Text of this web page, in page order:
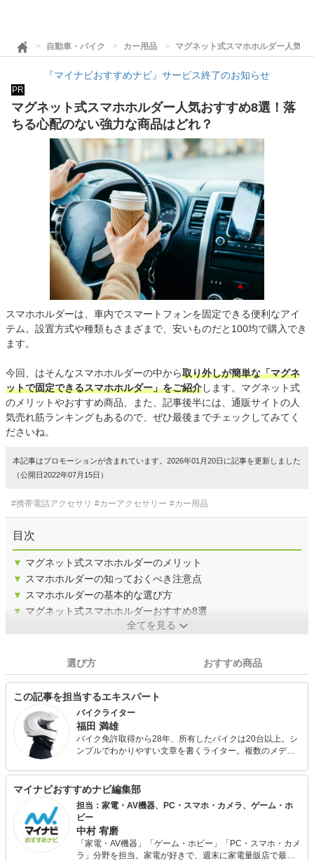
自動車・バイク カー用品 マグネット式スマホホルダー人気
『マイナビおすすめナビ』サービス終了のお知らせ
PR
マグネット式スマホホルダー人気おすすめ8選！落
ちる心配のない強力な商品はどれ？
スマホホルダーは、車内でスマートフォンを固定できる便利なアイ
テム。設置方式や種類もさまざまで、安いものだと100均で購入でき
ます。
今回、はそんなスマホホルダーの中から取り外しが簡単な「マグネ
ットで固定できるスマホホルダー」をご紹介します。マグネット式
のメリットやおすすめ商品、また、記事後半には、通販サイトの人
気売れ筋ランキングもあるので、ぜひ最後までチェックしてみてく
ださいね。
本記事はプロモーションが含まれています。2026年01月20日に記事を更新しました
（公開日2022年07月15日）
#携帯電話アクセサリ #カーアクセサリー #カー用品
目次
▼ マグネット式スマホホルダーのメリット
▼ スマホホルダーの知っておくべき注意点
▼ スマホホルダーの基本的な選び方
▼ マグネット式スマホホルダーおすすめ8選
全てを見る
選び方 おすすめ商品
この記事を担当するエキスパート
バイクライター
福田 満雄
バイク免許取得から28年、所有したバイクは20台以上。シ
ンプルでわかりやすい文章を書くライター。複数のメディ
F850GSとホンダスーパーカブ110。 一日中バイクに乗っ
ているのが好き。過去には日帰り1,000kmツーリングや、
スーパーカブ110で1日450kmツーリングなども。
マイナビおすすめナビ編集部
担当：家電・AV機器、PC・スマホ・カメラ、ゲーム・ホ
ビー
中村 宥磨
「家電・AV機器」「ゲーム・ホビー」「PC・スマホ・カメ
ラ」分野を担当。家電が好きで、週末に家電量販店で最新